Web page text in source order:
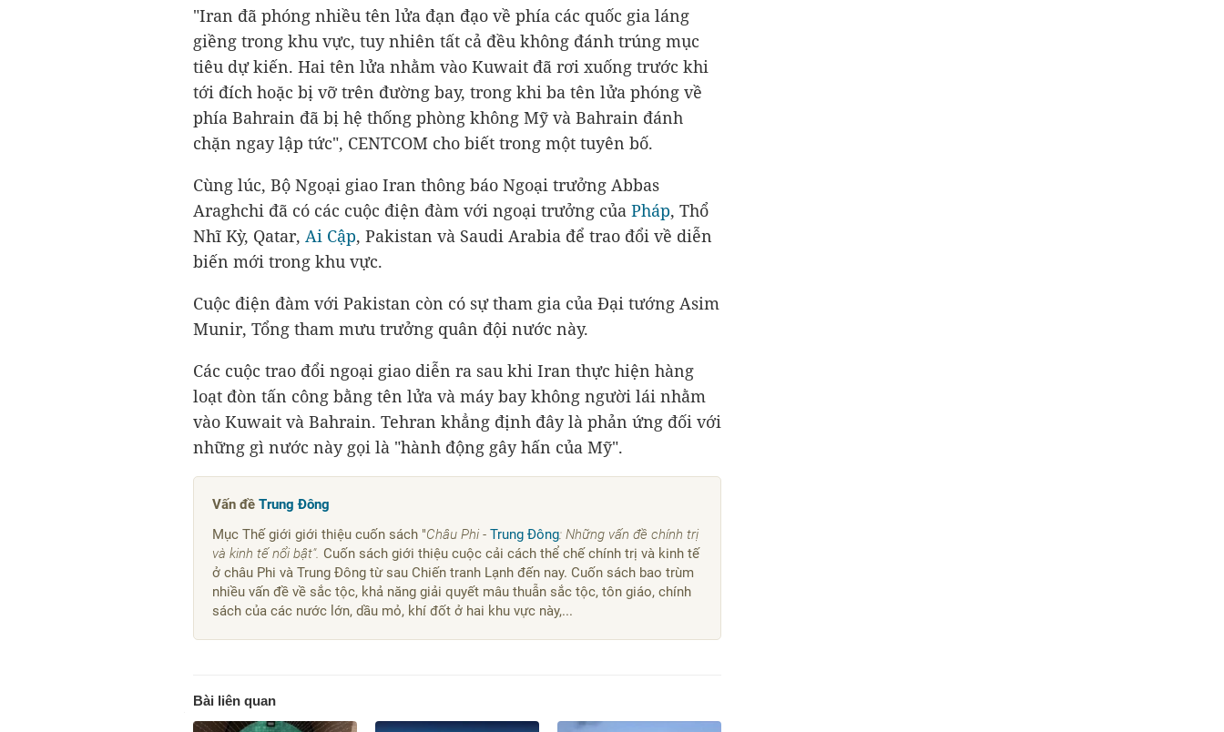
"Iran đã phóng nhiều tên lửa đạn đạo về phía các quốc gia láng
giềng trong khu vực, tuy nhiên tất cả đều không đánh trúng mục
tiêu dự kiến. Hai tên lửa nhằm vào Kuwait đã rơi xuống trước khi
tới đích hoặc bị vỡ trên đường bay, trong khi ba tên lửa phóng về
phía Bahrain đã bị hệ thống phòng không Mỹ và Bahrain đánh
chặn ngay lập tức", CENTCOM cho biết trong một tuyên bố.
Cùng lúc, Bộ Ngoại giao Iran thông báo Ngoại trưởng Abbas
Araghchi đã có các cuộc điện đàm với ngoại trưởng của Pháp, Thổ
Nhĩ Kỳ, Qatar, Ai Cập, Pakistan và Saudi Arabia để trao đổi về diễn
biến mới trong khu vực.
Cuộc điện đàm với Pakistan còn có sự tham gia của Đại tướng Asim
Munir, Tổng tham mưu trưởng quân đội nước này.
Các cuộc trao đổi ngoại giao diễn ra sau khi Iran thực hiện hàng
loạt đòn tấn công bằng tên lửa và máy bay không người lái nhằm
vào Kuwait và Bahrain. Tehran khẳng định đây là phản ứng đối với
những gì nước này gọi là "hành động gây hấn của Mỹ".
Vấn đề Trung Đông
Mục Thế giới giới thiệu cuốn sách "Châu Phi - Trung Đông: Những vấn đề chính trị
và kinh tế nổi bật". Cuốn sách giới thiệu cuộc cải cách thể chế chính trị và kinh tế
ở châu Phi và Trung Đông từ sau Chiến tranh Lạnh đến nay. Cuốn sách bao trùm
nhiều vấn đề về sắc tộc, khả năng giải quyết mâu thuẫn sắc tộc, tôn giáo, chính
sách của các nước lớn, dầu mỏ, khí đốt ở hai khu vực này,...
Bài liên quan